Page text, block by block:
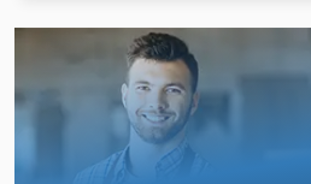
Köşe Araçları
Makine Dengeleme